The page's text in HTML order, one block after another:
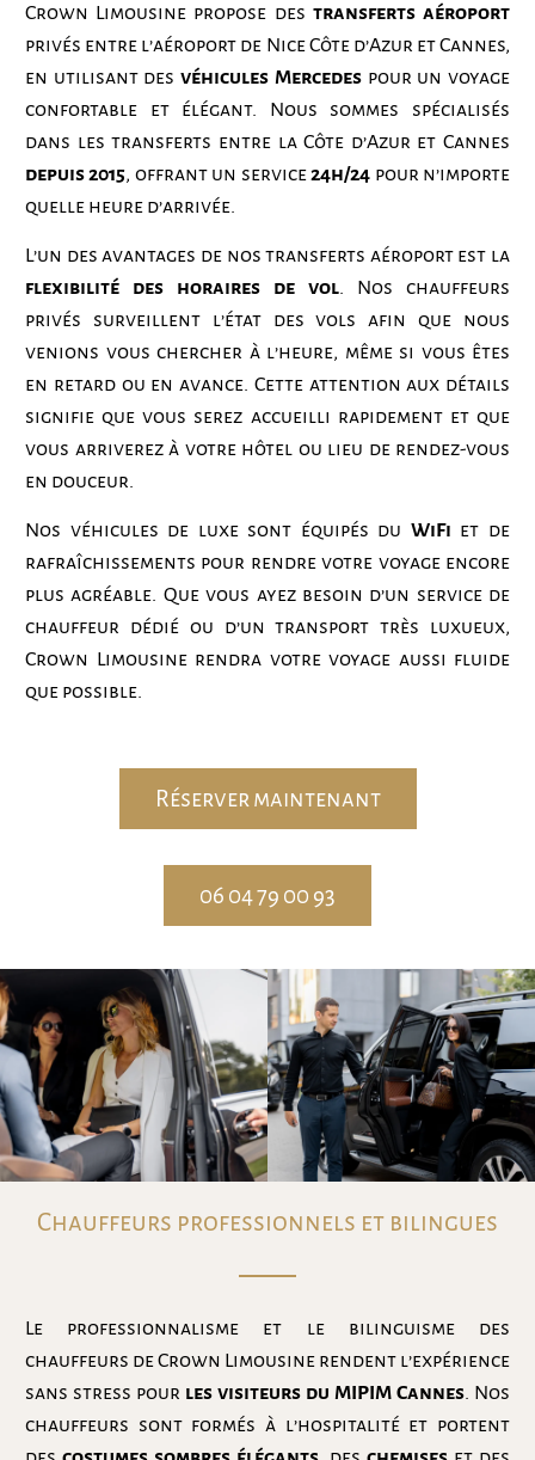
Crown Limousine propose des transferts aéroport
privés entre l’aéroport de Nice Côte d’Azur et Cannes,
en utilisant desvéhicules Mercedespour un voyage
confortable et élégant. Nous sommes spécialisés
dans les transferts entre la Côte d’Azur et Cannes
depuis 2015, offrant un service24h/24 pour n’importe
quelle heure d’arrivée.
L’un des avantages de nos transferts aéroport est la
flexibilité des horaires de vol. Nos chauffeurs
privés surveillent l’état des vols afin que nous
venions vous chercher à l’heure, même si vous êtes
en retard ou en avance. Cette attention aux détails
signifie que vous serez accueilli rapidement et que
vous arriverez à votre hôtel ou lieu de rendez-vous
en douceur.
Nos véhicules de luxe sont équipés du WiFi et de
rafraîchissements pour rendre votre voyage encore
plus agréable. Que vous ayez besoin d’un service de
chauffeur dédié ou d’un transport très luxueux,
Crown Limousine rendra votre voyage aussi fluide
que possible.
Réserver maintenant
06 04 79 00 93
Chauffeurs professionnels et bilingues
Le professionnalisme et le bilinguisme des
chauffeurs de Crown Limousine rendent l’expérience
sans stress pour les visiteurs du MIPIM Cannes. Nos
chauffeurs sont formés à l’hospitalité et portent